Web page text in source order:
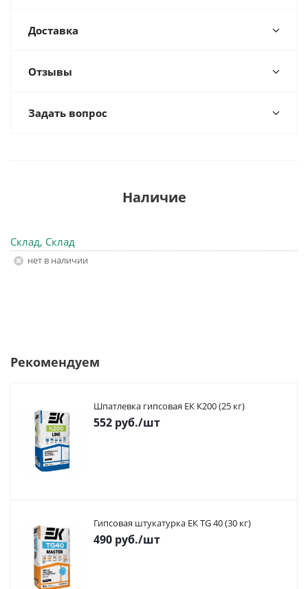
Доставка
Отзывы
Задать вопрос
Наличие
Склад, Склад
Нет в наличии
Рекомендуем
Шпатлевка гипсовая ЕК К200 (25 кг)
552 руб./шт
Гипсовая штукатурка ЕК TG 40 (30 кг)
490 руб./шт